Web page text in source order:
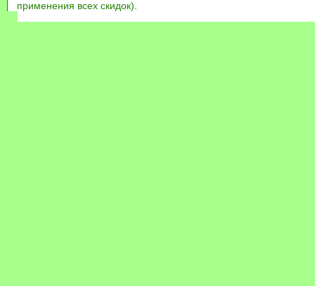
применения всех скидок).